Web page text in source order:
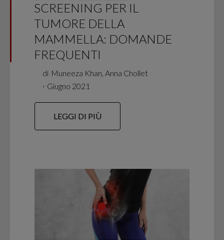
SCREENING PER IL
TUMORE DELLA
MAMMELLA: DOMANDE
FREQUENTI
di Muneeza Khan, Anna Chollet
∙ Giugno 2021
LEGGI DI PIÙ